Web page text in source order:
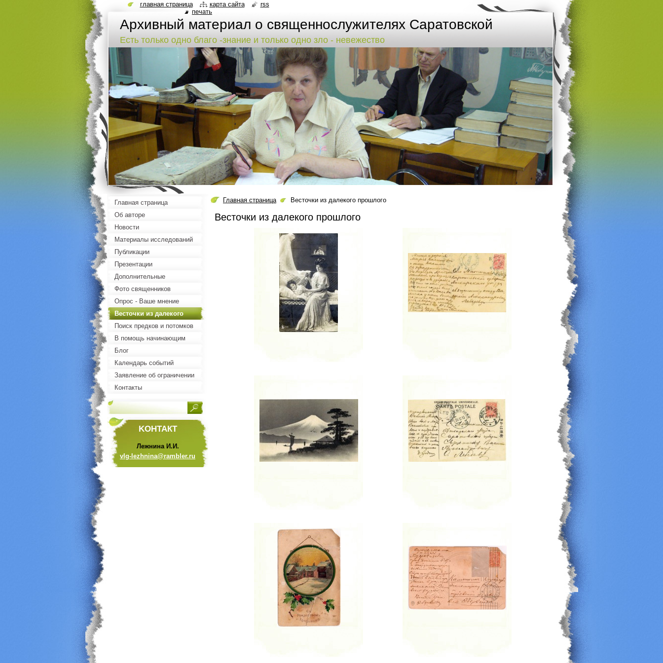
Архивный материал о священнослужителях Саратовской
епархии
Есть только одно благо -знание и только одно зло - невежество
Главная страница Весточки из далекого прошлого
Весточки из далекого прошлого
Главная страница
Об авторе
Новости
Материалы исследований
Публикации
Презентации
Дополнительные
материалы
Фото священников
Опрос - Ваше мнение
Весточки из далекого
прошлого
Поиск предков и потомков
священнослужителей.
В помощь начинающим
Блог
Календарь событий
Заявление об ограничении
ответственности
Контакты
KOНТАКТ
Лежнина И.И.
vlg-lezhnina@ram bler.ru
главная страница карта сайта
rss
печать